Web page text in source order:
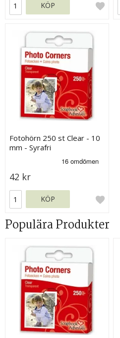
KÖP
Fotohörn 250 st Clear - 10
mm - Syrafri
42 kr
KÖP
Populära Produkter